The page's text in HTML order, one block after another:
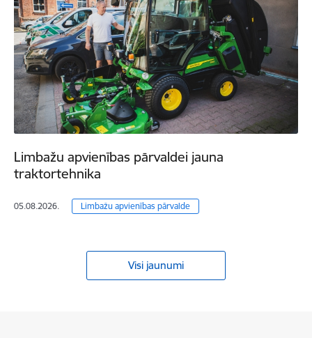
Limbažu apvienības pārvaldei jauna
traktortehnika
05.08.2026. Limbažu apvienības pārvalde
Visi jaunumi